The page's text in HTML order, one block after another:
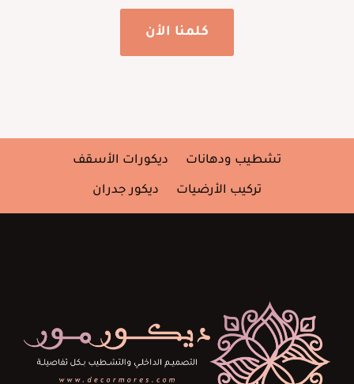
كلمنا الأن
تشطيب ودهانات ديكورات الأسقف
تركيب الأرضيات ديكور جدران